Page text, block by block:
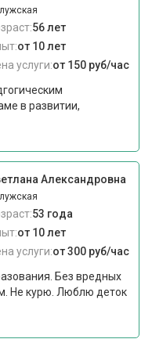
56 лет
от 10 лет
услуги:от 150 руб/час
в развитии,
Александровна
53 года
от 10 лет
услуги:от 300 руб/час
Без вредных
Не курю. Люблю деток